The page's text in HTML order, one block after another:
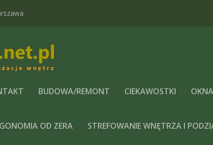
BUDOWA/REMONT CIEKAWOSTKI OKNA
OD ZERA STREFOWANIE WNĘTRZA I